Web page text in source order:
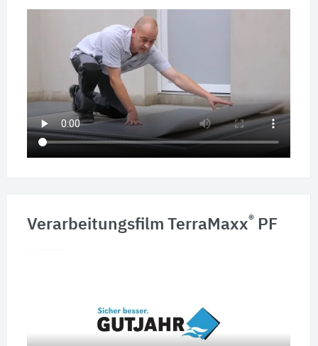
Verarbeitungsfilm TerraMaxx® PF